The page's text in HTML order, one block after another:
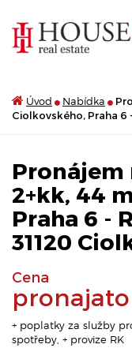
Úvod Nabídka
Ciolkovského, Praha 6
Pronájem
2+kk, 44
Praha 6 -
31120
Cena
pronajato
+ poplatky za služby
spotřeby, + provize RK